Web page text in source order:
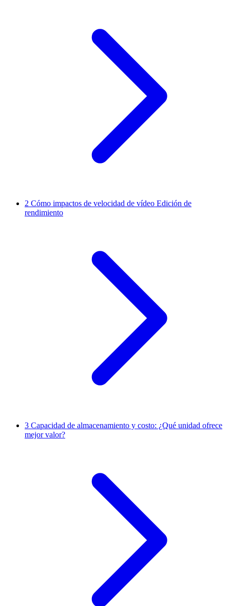
2 Cómo impactos de velocidad de vídeo Edición de
rendimiento
3 Capacidad de almacenamiento y costo: ¿Qué unidad ofrece
mejor valor?